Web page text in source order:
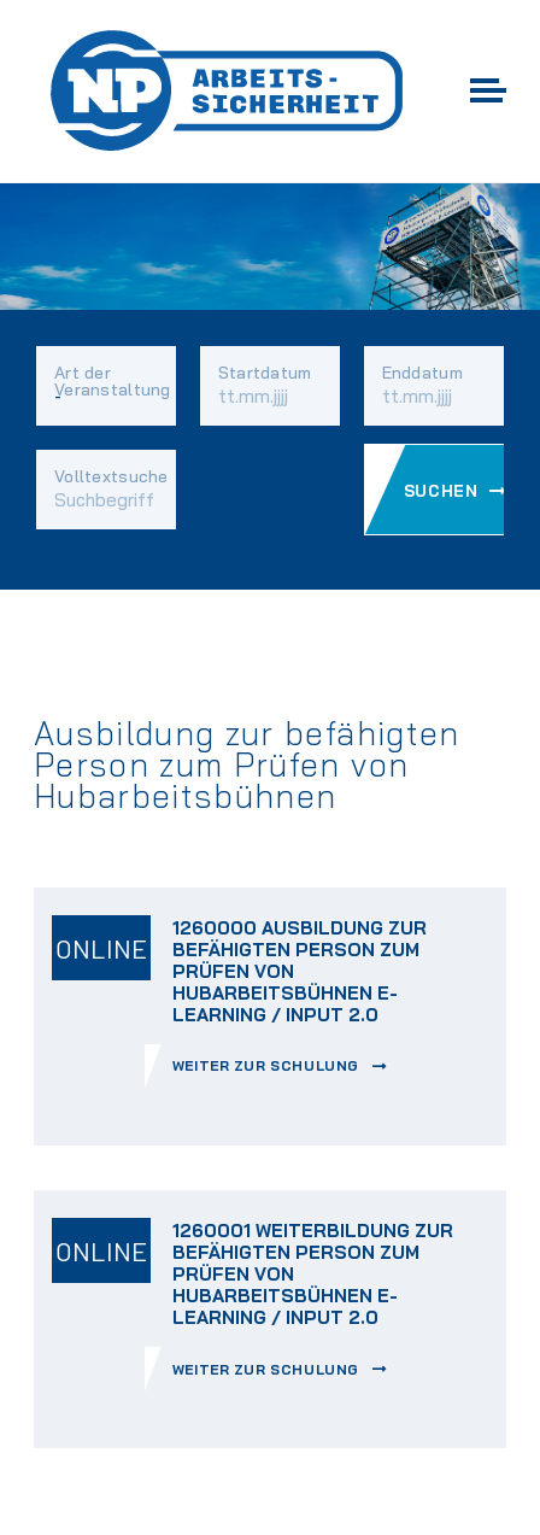
Felder
Art der
Veranstaltung
Startdatum Enddatum
Volltextsuche
SUCHEN
Ausbildung zur befähigten
Person zum Prüfen von
Hubarbeitsbühnen
ONLINE
1260000 AUSBILDUNG ZUR
BEFÄHIGTEN PERSON ZUM
PRÜFEN VON
HUBARBEITSBÜHNEN E-
LEARNING / INPUT 2.0
WEITER ZUR SCHULUNG
ONLINE
1260001 WEITERBILDUNG ZUR
BEFÄHIGTEN PERSON ZUM
PRÜFEN VON
HUBARBEITSBÜHNEN E-
LEARNING / INPUT 2.0
WEITER ZUR SCHULUNG